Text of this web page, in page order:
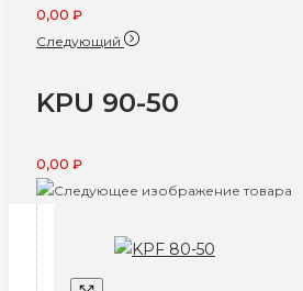
0,00 ₽
Следующий
KPU 90-50
0,00 ₽